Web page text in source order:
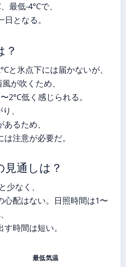
最低-4°Cで、
となる。
？
と氷点下には届かないが、
が吹くため、
2°C低く感じられる。
、
るため、
注意が必要だ。
見通しは？
少なく、
心配はない。日照時間は1〜
時間は短い。
最低気温